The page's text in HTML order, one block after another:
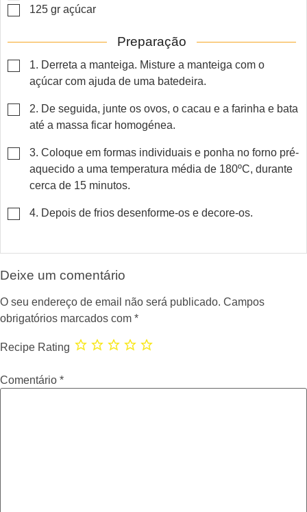
▢
125 gr açúcar
Preparação
▢
1. Derreta a manteiga. Misture a manteiga com o
açúcar com ajuda de uma batedeira.
▢
2. De seguida, junte os ovos, o cacau e a farinha e bata
até a massa ficar homogénea.
▢
3. Coloque em formas individuais e ponha no forno pré-
aquecido a uma temperatura média de 180ºC, durante
cerca de 15 minutos.
▢
4. Depois de frios desenforme-os e decore-os.
Deixe um comentário
O seu endereço de email não será publicado. Campos
obrigatórios marcados com *
Recipe Rating
Comentário *